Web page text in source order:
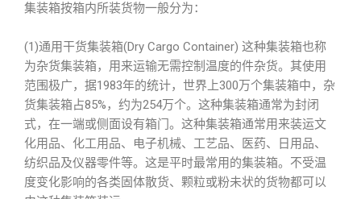
集装箱按箱内所装货物一般分为：
(1)通用干货集装箱(Dry Cargo Container) 这种集装箱也称
为杂货集装箱，用来运输无需控制温度的件杂货。其使用
范围极广，据1983年的统计，世界上300万个集装箱中，杂
货集装箱占85%，约为254万个。这种集装箱通常为封闭
式，在一端或侧面设有箱门。这种集装箱通常用来装运文
化用品、化工用品、电子机械、工艺品、医药、日用品、
纺织品及仪器零件等。这是平时最常用的集装箱。不受温
度变化影响的各类固体散货、颗粒或粉未状的货物都可以